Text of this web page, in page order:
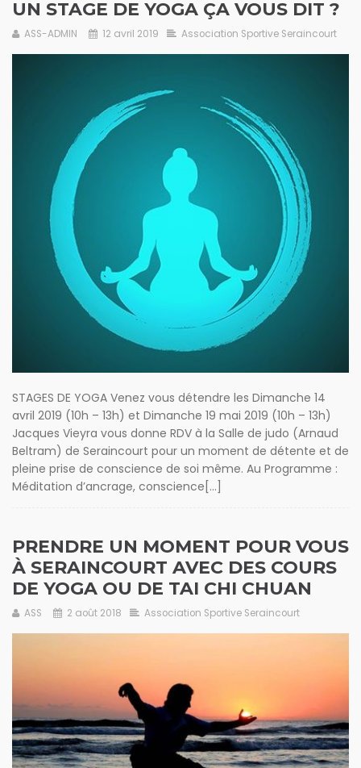
UN STAGE DE YOGA ÇA VOUS DIT ?
ASS-ADMIN 12 avril 2019 Association Sportive Seraincourt
STAGES DE YOGA Venez vous détendre les Dimanche 14
avril 2019 (10h – 13h) et Dimanche 19 mai 2019 (10h – 13h)
Jacques Vieyra vous donne RDV à la Salle de judo (Arnaud
Beltram) de Seraincourt pour un moment de détente et de
pleine prise de conscience de soi même. Au Programme :
Méditation d’ancrage, conscience[...]
PRENDRE UN MOMENT POUR VOUS
À SERAINCOURT AVEC DES COURS
DE YOGA OU DE TAI CHI CHUAN
ASS 2 août 2018 Association Sportive Seraincourt